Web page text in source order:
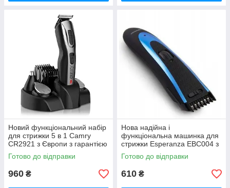
Новий функціональний набір
для стрижки 5 в 1 Camry
CR2921 з Європи з гарантією
Готово до відправки
960 ₴
Нова надійна і
функціональна машинка для
стрижки Esperanza EBC004 з
Європи з гарантією
Готово до відправки
610 ₴